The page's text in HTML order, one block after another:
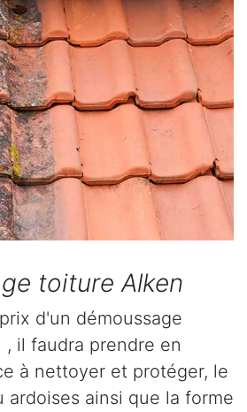
toiture Alken
d'un démoussage
il faudra prendre en
à nettoyer et protéger, le
ainsi que la forme